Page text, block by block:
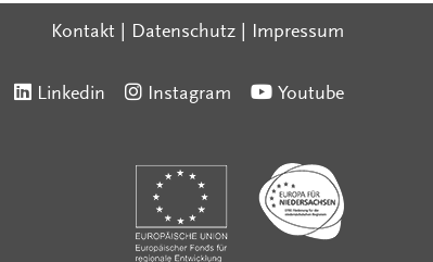
Kontakt Datenschutz Impressum
Linkedin Instagram Youtube